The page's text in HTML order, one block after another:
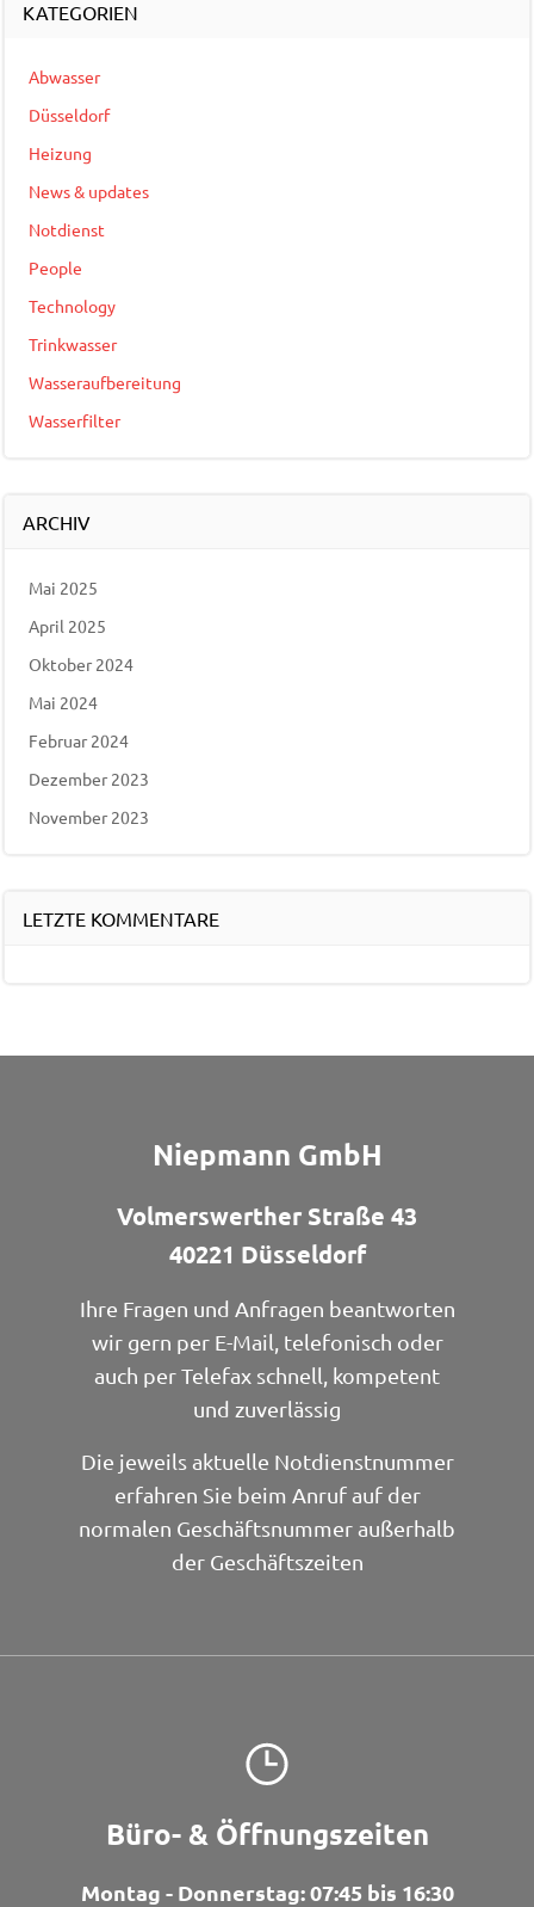
KATEGORIEN
Abwasser
Düsseldorf
Heizung
News & updates
Notdienst
People
Technology
Trinkwasser
Wasseraufbereitung
Wasserfilter
ARCHIV
Mai 2025
April 2025
Oktober 2024
Mai 2024
Februar 2024
Dezember 2023
November 2023
LETZTE KOMMENTARE
Niepmann GmbH
Volmerswerther Straße 43
40221 Düsseldorf
Ihre Fragen und Anfragen beantworten
wir gern per E-Mail, telefonisch oder
auch per Telefax schnell, kompetent
und zuverlässig
Die jeweils aktuelle Notdienstnummer
erfahren Sie beim Anruf auf der
normalen Geschäftsnummer außerhalb
der Geschäftszeiten
Büro- & Öffnungszeiten
Montag - Donnerstag: 07:45 bis 16:30